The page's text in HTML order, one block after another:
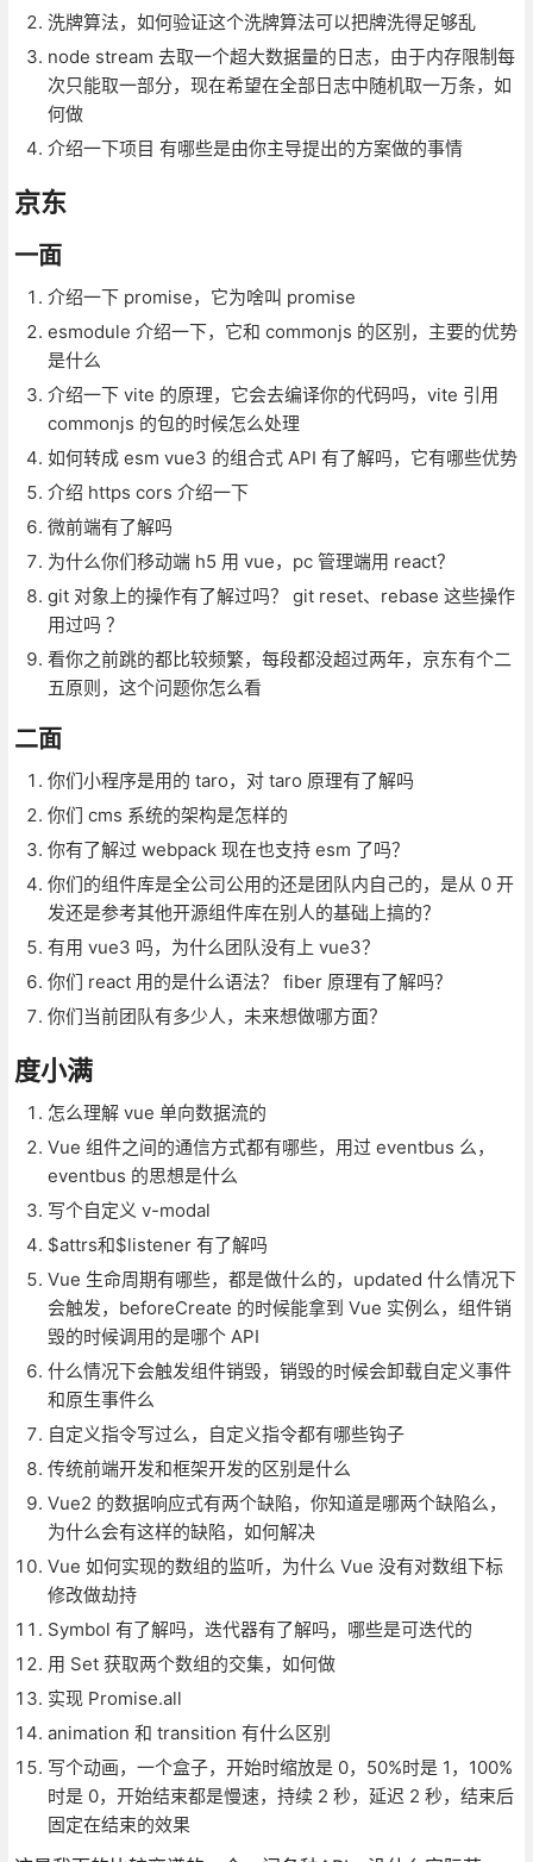
洗牌算法，如何验证这个洗牌算法可以把牌洗得足够乱
node stream 去取一个超大数据量的日志，由于内存限制每
次只能取一部分，现在希望在全部日志中随机取一万条，如
何做
介绍一下项目 有哪些是由你主导提出的方案做的事情
京东
一面
介绍一下 promise，它为啥叫 promise
esmodule 介绍一下，它和 commonjs 的区别，主要的优势
是什么
介绍一下 vite 的原理，它会去编译你的代码吗，vite 引用
commonjs 的包的时候怎么处理
如何转成 esm vue3 的组合式 API 有了解吗，它有哪些优势
介绍 https cors 介绍一下
微前端有了解吗
为什么你们移动端 h5 用 vue，pc 管理端用 react？
git 对象上的操作有了解过吗？ git reset、rebase 这些操作
用过吗 ？
看你之前跳的都比较频繁，每段都没超过两年，京东有个二
五原则，这个问题你怎么看
二面
你们小程序是用的 taro，对 taro 原理有了解吗
你们 cms 系统的架构是怎样的
你有了解过 webpack 现在也支持 esm 了吗？
你们的组件库是全公司公用的还是团队内自己的，是从 0 开
发还是参考其他开源组件库在别人的基础上搞的？
有用 vue3 吗，为什么团队没有上 vue3？
你们 react 用的是什么语法？ fiber 原理有了解吗？
你们当前团队有多少人，未来想做哪方面？
度小满
怎么理解 vue 单向数据流的
Vue 组件之间的通信方式都有哪些，用过 eventbus 么，
eventbus 的思想是什么
写个自定义 v-modal
$attrs和$listener 有了解吗
Vue 生命周期有哪些，都是做什么的，updated 什么情况下
会触发，beforeCreate 的时候能拿到 Vue 实例么，组件销
毁的时候调用的是哪个 API
什么情况下会触发组件销毁，销毁的时候会卸载自定义事件
和原生事件么
自定义指令写过么，自定义指令都有哪些钩子
传统前端开发和框架开发的区别是什么
Vue2 的数据响应式有两个缺陷，你知道是哪两个缺陷么，
为什么会有这样的缺陷，如何解决
Vue 如何实现的数组的监听，为什么 Vue 没有对数组下标
修改做劫持
Symbol 有了解吗，迭代器有了解吗，哪些是可迭代的
用 Set 获取两个数组的交集，如何做
实现 Promise.all
animation 和 transition 有什么区别
写个动画，一个盒子，开始时缩放是 0，50%时是 1，100%
时是 0，开始结束都是慢速，持续 2 秒，延迟 2 秒，结束后
固定在结束的效果